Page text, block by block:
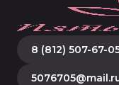
8 (812) 507-67-